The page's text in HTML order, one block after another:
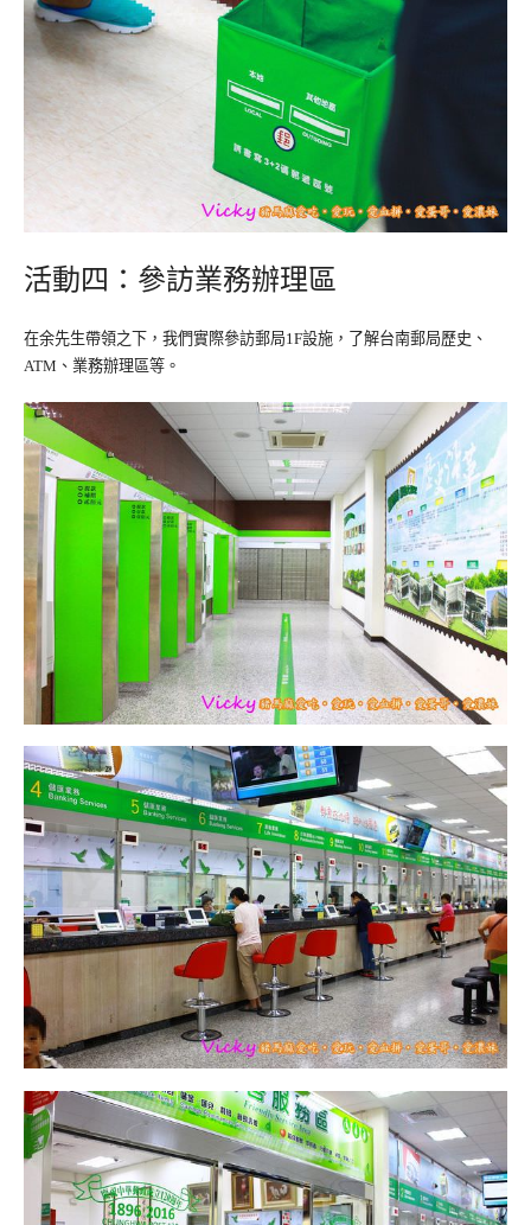
活動四：參訪業務辦理區
在余先生帶領之下，我們實際參訪郵局1F設施，了解台南郵局歷史、
ATM 、業務辦理區等。